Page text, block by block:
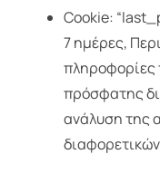
Cookie:
7 ημέρες,
πληροφορίες
πρόσφατης
ανάλυση της